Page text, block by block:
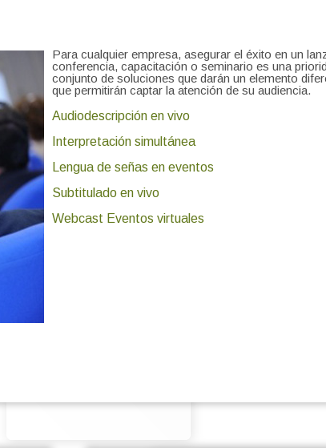
Para cualquier empresa, asegurar el éxito en un
conferencia, capacitación o seminario es una
conjunto de soluciones que darán un elemento
que permitirán captar la atención de su audiencia.
Audiodescripción en vivo
Interpretación simultánea
Lengua de señas en eventos
Subtitulado en vivo
Webcast Eventos virtuales